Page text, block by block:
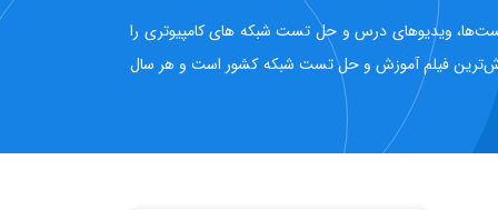
۱۰۰ درصدی تمامی سرفصل‌ها، نکات و تست‌ها، ویدیوهای درس و حل تست شبکه های کامپیوتری را
فیلم آموزش و حل تست شبکه کشور است و هر سال